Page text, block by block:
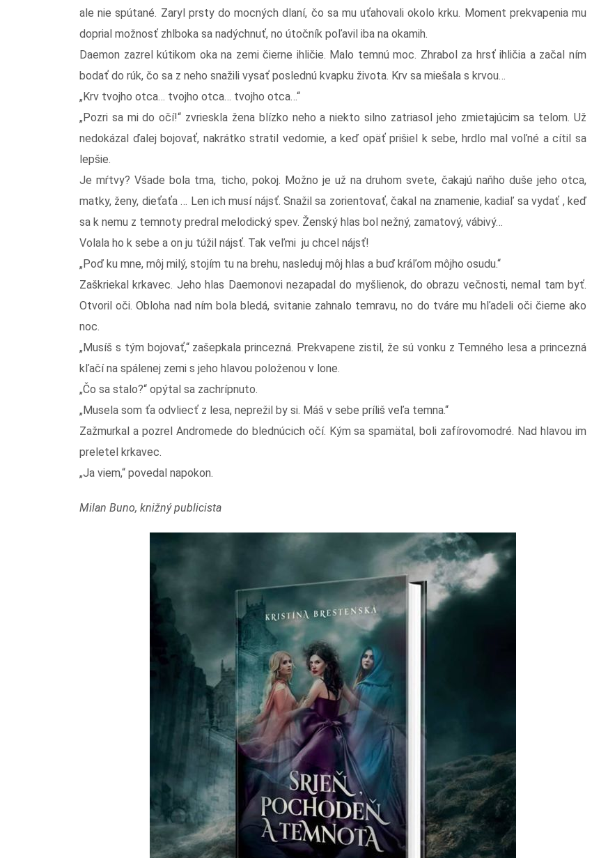
ale nie spútané. Zaryl prsty do mocných dlaní, čo sa mu uťahovali okolo krku. Moment prekvapenia mu
doprial možnosť zhlboka sa nadýchnuť, no útočník poľavil iba na okamih.
Daemon zazrel kútikom oka na zemi čierne ihličie. Malo temnú moc. Zhrabol za hrsť ihličia a začal ním
bodať do rúk, čo sa z neho snažili vysať poslednú kvapku života. Krv sa miešala s krvou…
„Krv tvojho otca… tvojho otca… tvojho otca…“
„Pozri sa mi do očí!“ zvrieskla žena blízko neho a niekto silno zatriasol jeho zmietajúcim sa telom. Už
nedokázal ďalej bojovať, nakrátko stratil vedomie, a keď opäť prišiel k sebe, hrdlo mal voľné a cítil sa
lepšie.
Je mŕtvy? Všade bola tma, ticho, pokoj. Možno je už na druhom svete, čakajú naňho duše jeho otca,
matky, ženy, dieťaťa … Len ich musí nájsť. Snažil sa zorientovať, čakal na znamenie, kadiaľ sa vydať , keď
sa k nemu z temnoty predral melodický spev. Ženský hlas bol nežný, zamatový, vábivý…
Volala ho k sebe a on ju túžil nájsť. Tak veľmi ju chcel nájsť!
„Poď ku mne, môj milý, stojím tu na brehu, nasleduj môj hlas a buď kráľom môjho osudu.“
Zaškriekal krkavec. Jeho hlas Daemonovi nezapadal do myšlienok, do obrazu večnosti, nemal tam byť.
Otvoril oči. Obloha nad ním bola bledá, svitanie zahnalo temravu, no do tváre mu hľadeli oči čierne ako
noc.
„Musíš s tým bojovať,“ zašepkala princezná. Prekvapene zistil, že sú vonku z Temného lesa a princezná
kľačí na spálenej zemi s jeho hlavou položenou v lone.
„Čo sa stalo?“ opýtal sa zachrípnuto.
„Musela som ťa odvliecť z lesa, neprežil by si. Máš v sebe príliš veľa temna.“
Zažmurkal a pozrel Andromede do blednúcich očí. Kým sa spamätal, boli zafírovomodré. Nad hlavou im
preletel krkavec.
„Ja viem,“ povedal napokon.
Milan Buno, knižný publicista